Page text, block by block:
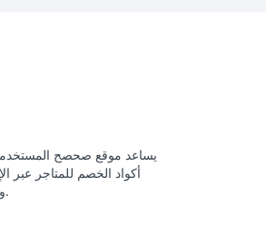
يساعد موقع صحصح
أكواد الخصم للمتاجر عبر
والتي يتم تحديثها باستمرار.